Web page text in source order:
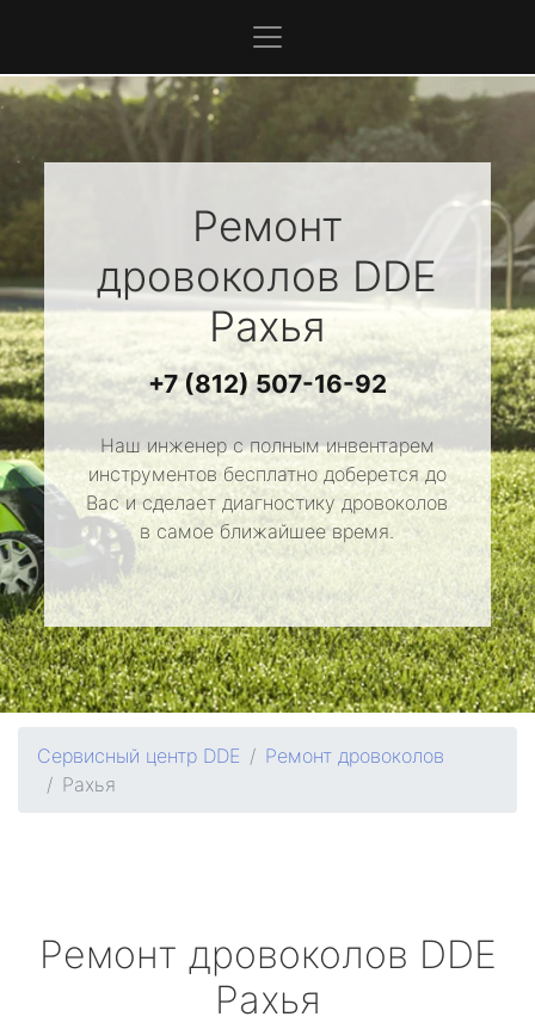
Ремонт
дровоколов DDE
Рахья
+7 (812) 507-16-92
Наш инженер с полным инвентарем
инструментов бесплатно доберется до
Вас и сделает диагностику дровоколов
в самое ближайшее время.
Сервисный центр DDE
Ремонт дровоколов
Рахья
Ремонт дровоколов DDE
Рахья